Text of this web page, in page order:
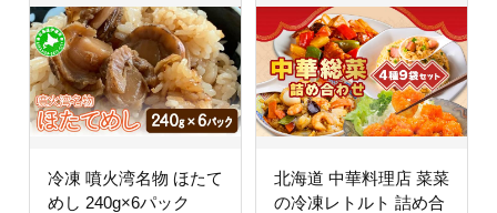
冷凍 噴火湾名物 ほたて
めし 240g×6パック
北海道 中華料理店 菜菜
の冷凍レトルト 詰め合